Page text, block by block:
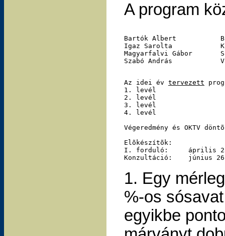
A program
Bartók Albert		Bõdi András		Homonnay Zoltán
Igaz Sarolta		Kóczán György		Kotschy András
Magyarfalvi Gábor	Szalay Roland		Stirling András
Az idei év tervezett programja:	Új
1. levél							jan. 3.
2. levél			jan. 17.			feb. 3.
3. levél			febr. 14.			márc. 3.
4. levél			márc. 14.			márc. 31.
Végeredmény és OKTV döntõ	ápr. 12.
Elõkészítõk:
I. forduló:	április 23-30 (kb. 25 fõ részére)		II. forduló:	május 22-29 (kb 10 fõ)
1. Egy
%-os
egyikbe